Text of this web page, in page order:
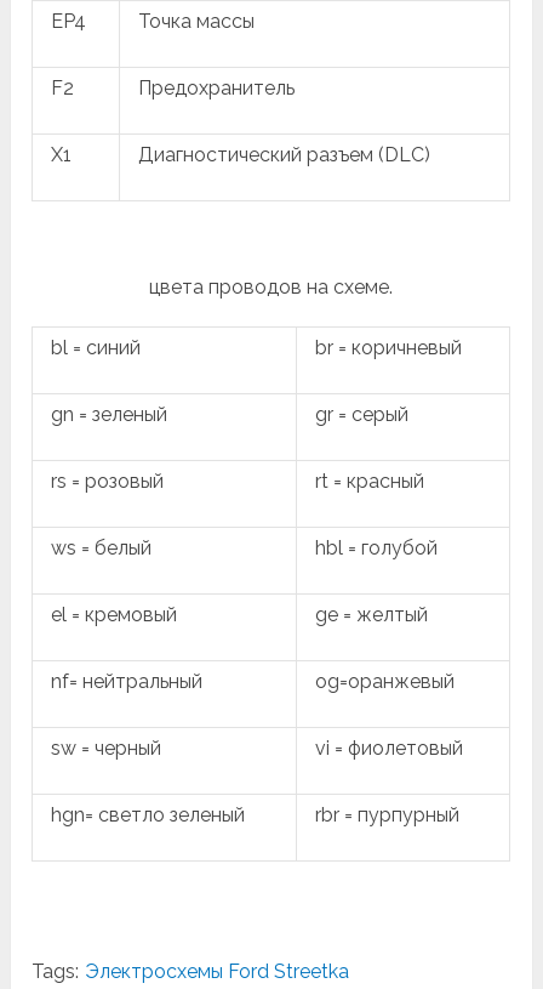
EP4 Точка массы
F2 Предохранитель
X1 Диагностический разъем (DLC)
цвета проводов на схеме.
bl = синий br = коричневый
gn = зеленый gr = серый
rs = розовый rt = красный
ws = белый hbl = голубой
el = кремовый ge = желтый
nf= нейтральный og=оранжевый
sw = черный vi = фиолетовый
hgn= светло зеленый rbr = пурпурный
Tags: Электросхемы Ford Streetka